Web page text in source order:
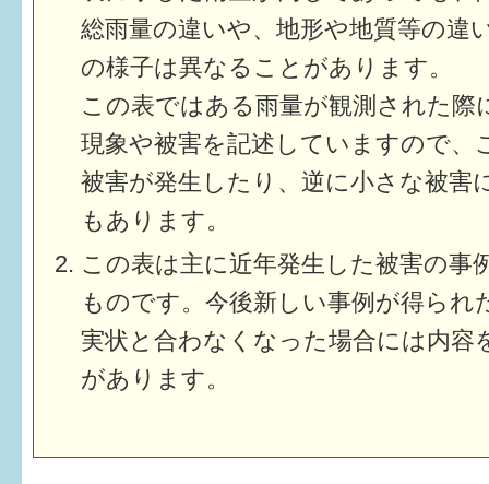
総雨量の違いや、地形や地質等の違
の様子は異なることがあります。
この表ではある雨量が観測された際
現象や被害を記述していますので、
被害が発生したり、逆に小さな被害
もあります。
この表は主に近年発生した被害の事
ものです。今後新しい事例が得られ
実状と合わなくなった場合には内容
があります。